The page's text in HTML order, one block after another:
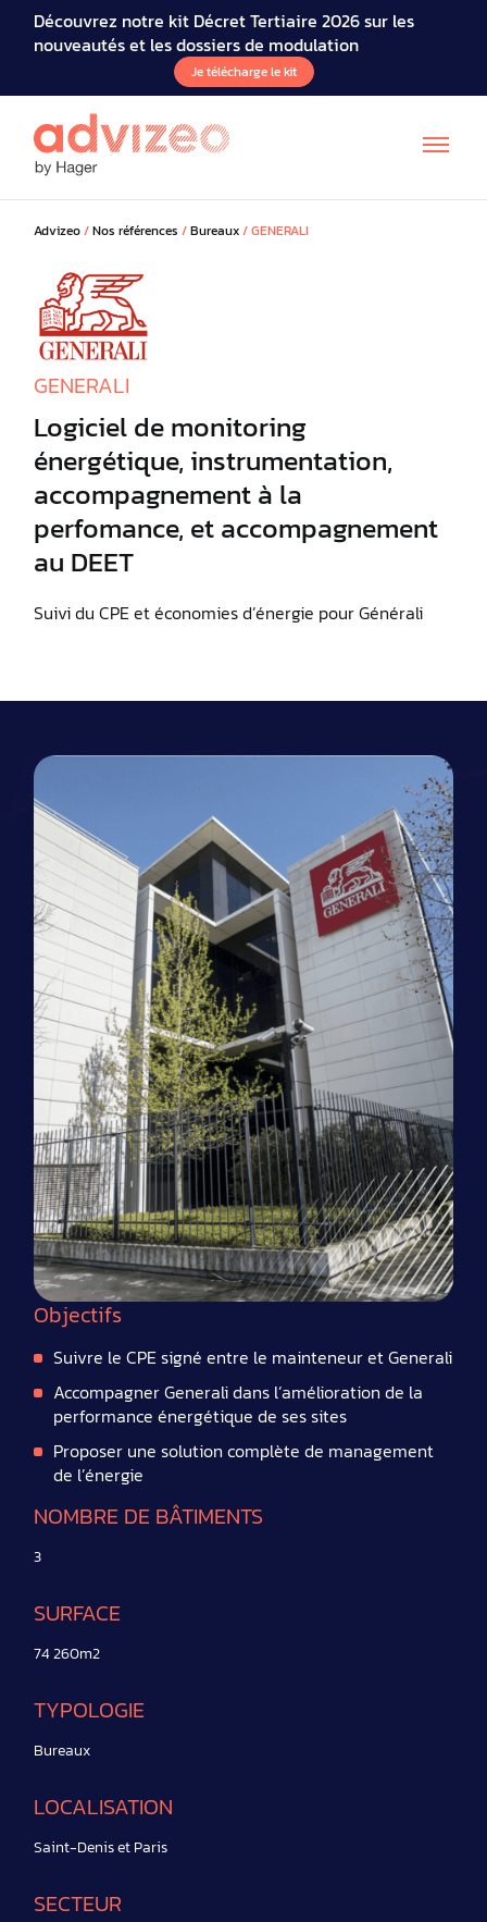
Découvrez notre kit Décret Tertiaire 2026 sur les
nouveautés et les dossiers de modulation
Je télécharge le kit
EN IT
Advizeo/Nos références /Bureaux/GENERALI
GENERALI
Logiciel de monitoring
énergétique, instrumentation,
accompagnement à la
perfomance, et accompagnement
au DEET
Suivi du CPE et économies d’énergie pour Générali
Objectifs
Suivre le CPE signé entre le mainteneur et Generali
Accompagner Generali dans l’amélioration de la
performance énergétique de ses sites
Proposer une solution complète de management
de l’énergie
NOMBRE DE BÂTIMENTS
3
SURFACE
74 260m2
TYPOLOGIE
Bureaux
LOCALISATION
Saint-Denis et Paris
SECTEUR